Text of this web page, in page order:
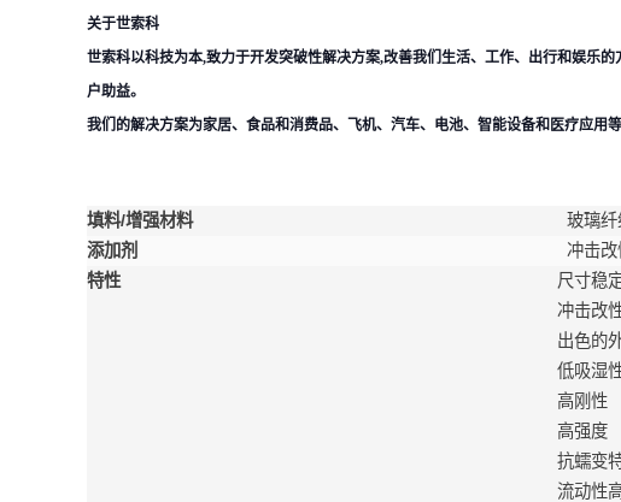
关于世索科
世索科以科技为本,致力于开发突破性解决方案,改善我们生活、工作、出行和娱乐
户助益。
我们的解决方案为家居、食品和消费品、飞机、汽车、电池、智能设备和医疗应
填料/增强材料
玻璃
添加剂
冲击改
特性
尺寸稳
冲击改
出色的
低吸湿
高刚性
高强度
抗蠕变
流动性